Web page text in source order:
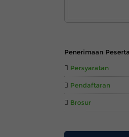
Penerimaan
Persyaratan
Pendaftaran
Brosur